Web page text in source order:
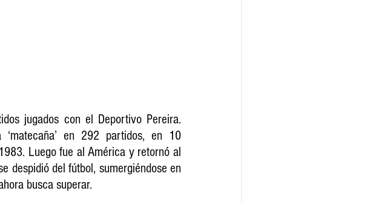
jugados con el Deportivo Pereira.
en 292 partidos, en 10
Luego fue al América y retornó al
despidió del fútbol, sumergiéndose en
busca superar.